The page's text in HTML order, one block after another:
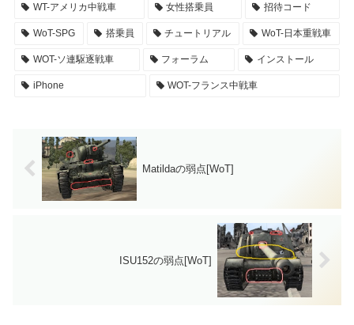
WT-アメリカ中戦車 女性搭乗員 招待コード
WoT-SPG 搭乗員 チュートリアル WoT-日本重戦車
WOT-ソ連駆逐戦車 フォーラム インストール
iPhone WOT-フランス中戦車
Matildaの弱点[WoT]
ISU152の弱点[WoT]